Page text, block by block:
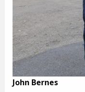
John Bernes